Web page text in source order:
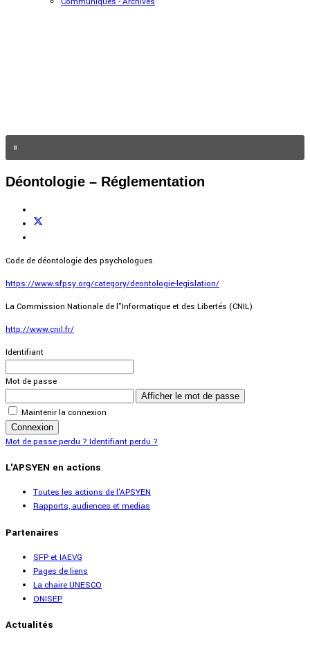
Déontologie – Réglementation
Code de déontologie des psychologues
https://www.sfpsy.org/category/deontologie-legislation/
La Commission Nationale de l"Informatique et des Libertés (CNIL)
http://www.cnil.fr/
Identifiant
Mot de passe
Afficher le mot de passe
Maintenir la connexion
Connexion
Mot de passe perdu ? Identifiant perdu ?
L'APSYEN en actions
Toutes les actions de l'APSYEN
Rapports, audiences et medias
Partenaires
SFP et IAEVG
Pages de liens
La chaire UNESCO
ONISEP
Actualités